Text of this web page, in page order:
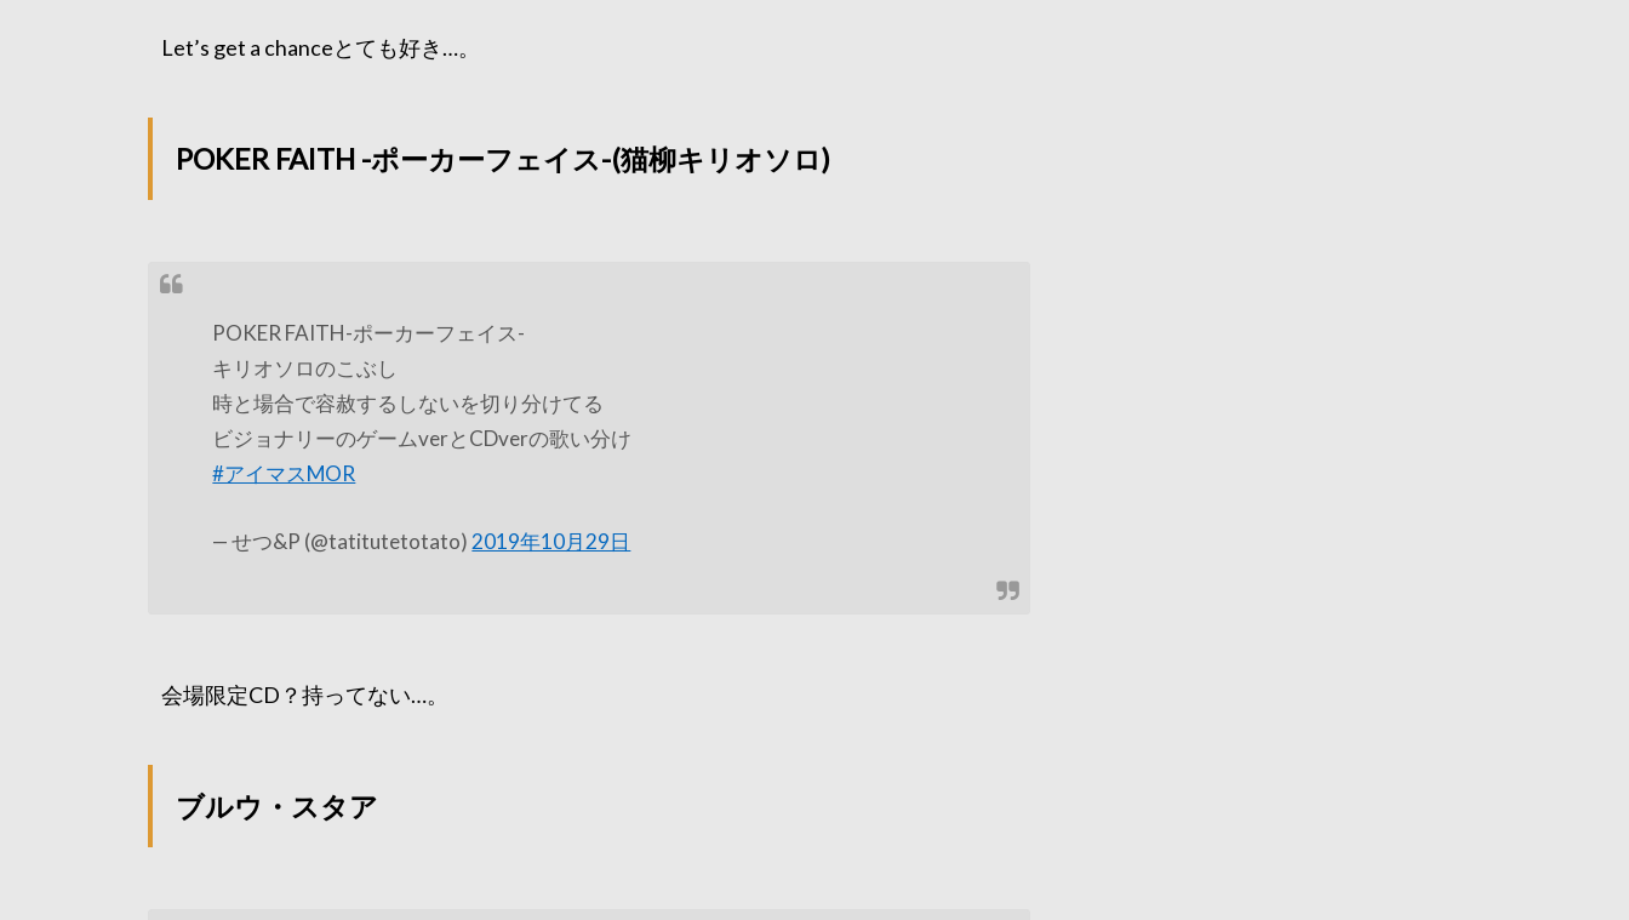
Let’s get a chanceとても好き…。
POKER FAITH -ポーカーフェイス-(猫柳キリオソロ)
POKER FAITH-ポーカーフェイス-
キリオソロのこぶし
時と場合で容赦するしないを切り分けてる
ビジョナリーのゲームverとCDverの歌い分け
#アイマスMOR
— せつ&P (@tatitutetotato)2019年10月29日
会場限定CD？持ってない…。
ブルウ・スタア